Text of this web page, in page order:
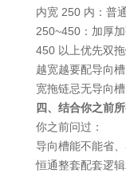
内宽 250 内：普
250~450：加厚
450 以上优先双
越宽越要配导向
宽拖链忌无导向
四、结合你之前
你之前问过：
导向槽能不能省
恒通整套配套逻